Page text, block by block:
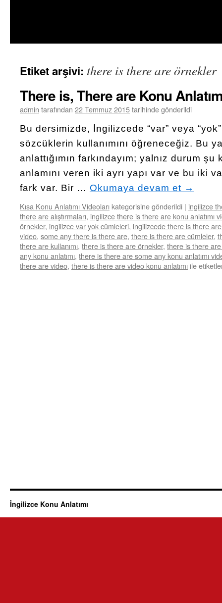
Etiket arşivi: there is there are örnekler
There is, There are Konu
admin tarafından 22 Temmuz 2015tarihinde gönderildi
Bu dersimizde, İngilizcede “var” veya
sözcüklerin kullanımını öğreneceğiz. Bu
anlattığımın farkındayım; yalnız durum şu
anlamını veren iki ayrı yapı var ve bu iki
fark var. Bir … Okumaya devam et →
Kısa Konu Anlatımı Videoları kategorisine gönderildi | ingilizce
there are alıştırmaları, ingilizce there is there are konu anlatımı
örnekler, ingilizce var yok cümleleri, ingilizcede there is there are
video, some any there is there are, there is there are cümleler,
there are kullanımı, there is there are örnekler, there is there
any konu anlatımı, there is there are some any konu anlatımı
there are video, there is there are video konu anlatımı ile
İngilizce Konu Anlatımı